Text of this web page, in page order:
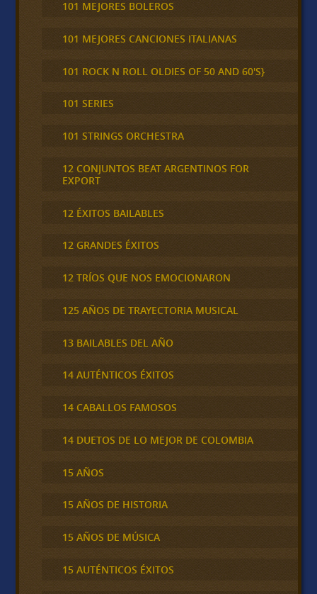
101 MEJORES BOLEROS
101 MEJORES CANCIONES ITALIANAS
101 ROCK N ROLL OLDIES OF 50 AND 60'S}
101 SERIES
101 STRINGS ORCHESTRA
12 CONJUNTOS BEAT ARGENTINOS FOR
EXPORT
12 ÉXITOS BAILABLES
12 GRANDES ÉXITOS
12 TRÍOS QUE NOS EMOCIONARON
125 AÑOS DE TRAYECTORIA MUSICAL
13 BAILABLES DEL AÑO
14 AUTÉNTICOS ÉXITOS
14 CABALLOS FAMOSOS
14 DUETOS DE LO MEJOR DE COLOMBIA
15 AÑOS
15 AÑOS DE HISTORIA
15 AÑOS DE MÚSICA
15 AUTÉNTICOS ÉXITOS